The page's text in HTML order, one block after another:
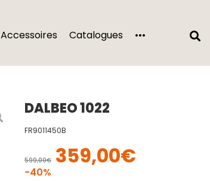
Accessoires Catalogues ···
DALBEO 1022
FR9011450B
599,00€ 359,00€
-40%